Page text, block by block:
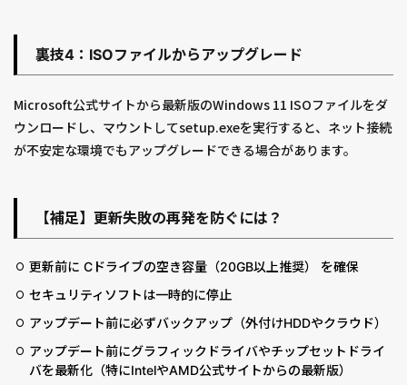
裏技4：ISOファイルからアップグレード
Microsoft公式サイトから最新版のWindows 11 ISOファイルをダ
ウンロードし、マウントしてsetup.exeを実行すると、ネット接続
が不安定な環境でもアップグレードできる場合があります。
【補足】更新失敗の再発を防ぐには？
更新前に Cドライブの空き容量（20GB以上推奨） を確保
セキュリティソフトは一時的に停止
アップデート前に必ずバックアップ（外付けHDDやクラウド）
アップデート前にグラフィックドライバやチップセットドライ
バを最新化（特にIntelやAMD公式サイトからの最新版）